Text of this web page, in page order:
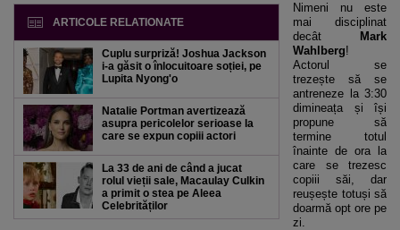
ARTICOLE RELATIONATE
Cuplu surpriză! Joshua Jackson
i-a găsit o înlocuitoare soției, pe
Lupita Nyong'o
Natalie Portman avertizează
asupra pericolelor serioase la
care se expun copiii actori
La 33 de ani de când a jucat
rolul vieții sale, Macaulay Culkin
a primit o stea pe Aleea
Celebrităților
Nimeni nu este
mai disciplinat
decât
Mark
Wahlberg!
Actorul se
trezește să se
antreneze la 3:30
dimineața și își
propune să
termine totul
înainte de ora la
care se trezesc
copiii săi, dar
reușește totuși să
doarmă opt ore pe
zi.